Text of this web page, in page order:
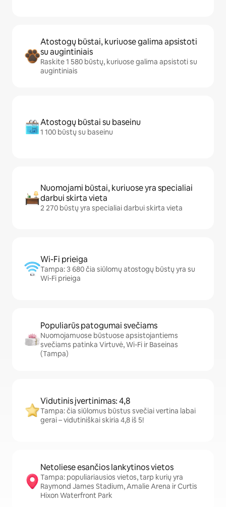
Atostogų būstai, kuriuose galima apsistoti
su augintiniais
Raskite 1 580 būstų, kuriuose galima apsistoti su
augintiniais
Atostogų būstai su baseinu
1 100 būstų su baseinu
Nuomojami būstai, kuriuose yra specialiai
darbui skirta vieta
2 270 būstų yra specialiai darbui skirta vieta
Wi-Fi prieiga
Tampa: 3 680 čia siūlomų atostogų būstų yra su
Wi-Fi prieiga
Populiarūs patogumai svečiams
Nuomojamuose būstuose apsistojantiems
svečiams patinka Virtuvė, Wi-Fi ir Baseinas
(Tampa)
Vidutinis įvertinimas: 4,8
Tampa: čia siūlomus būstus svečiai vertina labai
gerai – vidutiniškai skiria 4,8 iš 5!
Netoliese esančios lankytinos vietos
Tampa: populiariausios vietos, tarp kurių yra
Raymond James Stadium, Amalie Arena ir Curtis
Hixon Waterfront Park